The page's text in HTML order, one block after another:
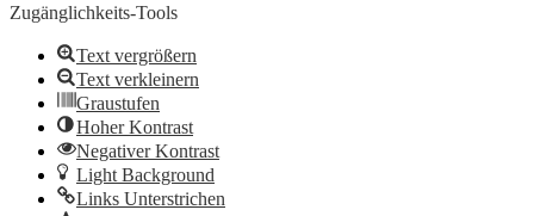
Zugänglichkeits-Tools
Text vergrößern
Text verkleinern
Graustufen
Hoher Kontrast
Negativer Kontrast
Light Background
Links Unterstrichen